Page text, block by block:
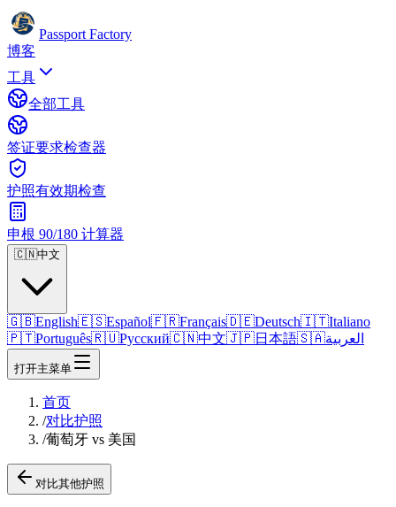
Passport Factory
博客
工具
全部工具
签证要求检查器
护照有效期检查
申根 90/180 计算器
🇨🇳中文
🇬🇧English🇪🇸Español🇫🇷Français🇩🇪Deutsch🇮🇹Italiano
🇵🇹Português🇷🇺Русский🇨🇳中文🇯🇵日本語🇸🇦العربية
打开主菜单
首页
/对比护照
/葡萄牙 vs 美国
对比其他护照